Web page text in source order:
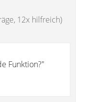
12x hilfreich)
Funktion?"